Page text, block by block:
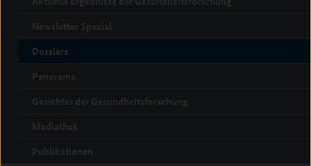
Dossiers